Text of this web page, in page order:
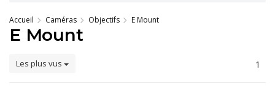
Accueil Caméras Objectifs E Mount
E Mount
Les plus vus 1